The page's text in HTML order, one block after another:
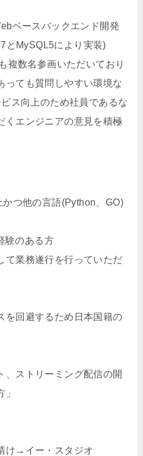
ベースバックエンド開発
とMySQL5により実装)
複数名参画いただいており
っても質問しやすい環境な
ス向上のため社員であるな
くエンジニアの意見を積極
かつ他の言語(Python、GO)
験のある方
て業務遂行を行っていただ
回避するため日本国籍の
、ストリーミング配信の開
イー・スタジオ